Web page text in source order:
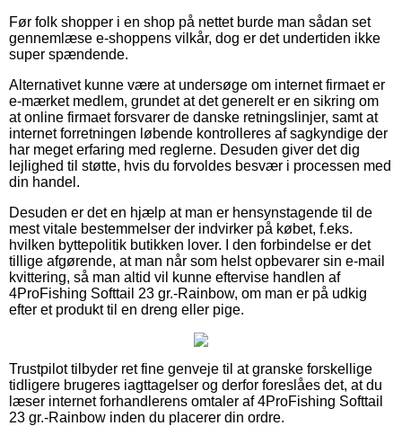
Før folk shopper i en shop på nettet burde man sådan set
gennemlæse e-shoppens vilkår, dog er det undertiden ikke
super spændende.
Alternativet kunne være at undersøge om internet firmaet er
e-mærket medlem, grundet at det generelt er en sikring om
at online firmaet forsvarer de danske retningslinjer, samt at
internet forretningen løbende kontrolleres af sagkyndige der
har meget erfaring med reglerne. Desuden giver det dig
lejlighed til støtte, hvis du forvoldes besvær i processen med
din handel.
Desuden er det en hjælp at man er hensynstagende til de
mest vitale bestemmelser der indvirker på købet, f.eks.
hvilken byttepolitik butikken lover. I den forbindelse er det
tillige afgørende, at man når som helst opbevarer sin e-mail
kvittering, så man altid vil kunne eftervise handlen af
4ProFishing Softtail 23 gr.-Rainbow, om man er på udkig
efter et produkt til en dreng eller pige.
Trustpilot tilbyder ret fine genveje til at granske forskellige
tidligere brugeres iagttagelser og derfor foreslåes det, at du
læser internet forhandlerens omtaler af 4ProFishing Softtail
23 gr.-Rainbow inden du placerer din ordre.